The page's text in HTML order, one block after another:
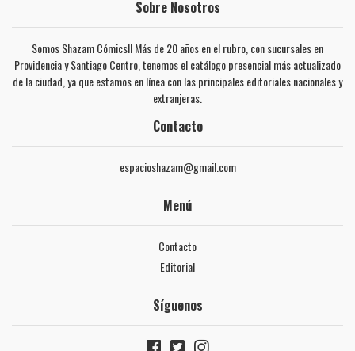
Sobre Nosotros
Somos Shazam Cómics!! Más de 20 años en el rubro, con sucursales en
Providencia y Santiago Centro, tenemos el catálogo presencial más actualizado
de la ciudad, ya que estamos en línea con las principales editoriales nacionales y
extranjeras.
Contacto
espacioshazam@gmail.com
Menú
Contacto
Editorial
Síguenos